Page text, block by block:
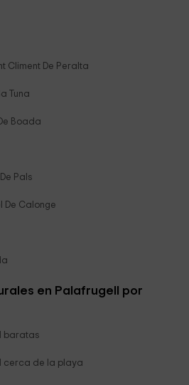
Climent De Peralta
Tuna
Boada
Pals
De Calonge
en Palafrugell por
baratas
cerca de la playa